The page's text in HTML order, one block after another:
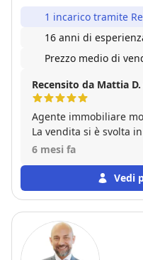
1 incarico tramite
16 anni di
Prezzo medio di
Recensito da Mattia
Agente immobiliare
La vendita si è svolta
complicazioni.
6 mesi fa
Vedi